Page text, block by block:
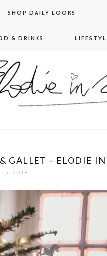
SHOP DAILY LOOKS
& DRINKS
GALLET – ELODIE IN
2018